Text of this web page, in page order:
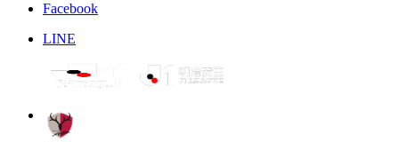
Facebook
LINE